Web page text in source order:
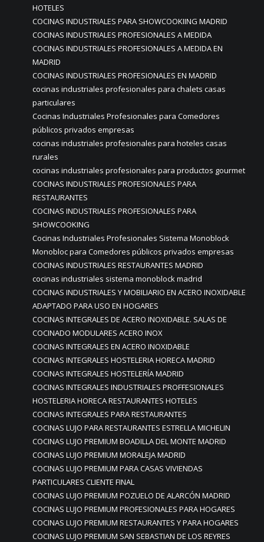
HOTELES
COCINAS INDUSTRIALES PARA SHOWCOOKIING MADRID
COCINAS INDUSTRIALES PROFESIONALES A MEDIDA
COCINAS INDUSTRIALES PROFESIONALES A MEDIDA EN
MADRID
COCINAS INDUSTRIALES PROFESIONALES EN MADRID
cocinas industriales profesionales para chalets casas
particulares
Cocinas Industriales Profesionales para Comedores
públicos privados empresas
cocinas industriales profesionales para hoteles casas
rurales
cocinas industriales profesionales para productos gourmet
COCINAS INDUSTRIALES PROFESIONALES PARA
RESTAURANTES
COCINAS INDUSTRIALES PROFESIONALES PARA
SHOWCOOKING
Cocinas Industriales Profesionales Sistema Monoblock
Monobloc para Comedores públicos privados empresas
COCINAS INDUSTRIALES RESTAURANTES MADRID
cocinas industriales sistema monoblock madrid
COCINAS INDUSTRIALES Y MOBILIARIO EN ACERO INOXIDABLE
ADAPTADO PARA USO EN HOGARES
COCINAS INTEGRALES DE ACERO INOXIDABLE. SALAS DE
COCINADO MODULARES ACERO INOX
COCINAS INTEGRALES EN ACERO INOXIDABLE
COCINAS INTEGRALES HOSTELERIA HORECA MADRID
COCINAS INTEGRALES HOSTELERÍA MADRID
COCINAS INTEGRALES INDUSTRIALES PROFFESIONALES
HOSTELERIA HORECA RESTAURANTES HOTELES
COCINAS INTEGRALES PARA RESTAURANTES
COCINAS LUJO PARA RESTAURANTES ESTRELLA MICHELIN
COCINAS LUJO PREMIUM BOADILLA DEL MONTE MADRID
COCINAS LUJO PREMIUM MORALEJA MADRID
COCINAS LUJO PREMIUM PARA CASAS VIVIENDAS
PARTICULARES CLIENTE FINAL
COCINAS LUJO PREMIUM POZUELO DE ALARCÓN MADRID
COCINAS LUJO PREMIUM PROFESIONALES PARA HOGARES
COCINAS LUJO PREMIUM RESTAURANTES Y PARA HOGARES
COCINAS LUJO PREMIUM SAN SEBASTIAN DE LOS REYRES